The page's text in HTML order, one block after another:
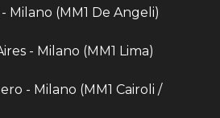
Milano (MM1 De Angeli)
- Milano (MM1 Lima)
- Milano (MM1 Cairoli /